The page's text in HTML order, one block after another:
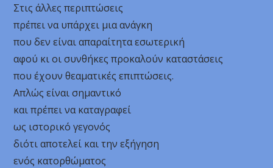
Στις άλλες περιπτώσεις
πρέπει να υπάρχει μια ανάγκη
που δεν είναι απαραίτητα εσωτερική
αφού κι οι συνθήκες προκαλούν καταστάσεις
που έχουν θεαματικές επιπτώσεις.
Απλώς είναι σημαντικό
και πρέπει να καταγραφεί
ως ιστορικό γεγονός
διότι αποτελεί και την εξήγηση
ενός κατορθώματος